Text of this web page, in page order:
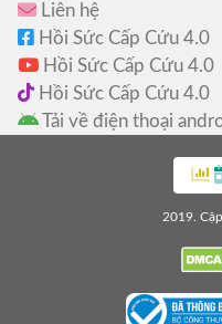
Liên hệ
Hồi Sức Cấp Cứu 4.0
Hồi Sức Cấp Cứu 4.0
Hồi Sức Cấp Cứu 4.0
Tải về điện thoại
2019.